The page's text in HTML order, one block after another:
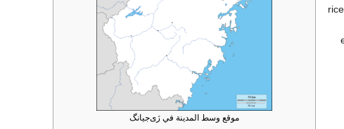
موقع وسط المدينة في ژى‌جيانگ